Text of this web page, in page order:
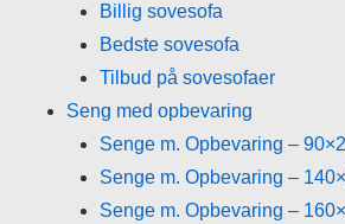
Billig sovesofa
Bedste sovesofa
Tilbud på sovesofaer
Seng med opbevaring
Senge m. Opbevaring –
Senge m. Opbevaring –
Senge m. Opbevaring –